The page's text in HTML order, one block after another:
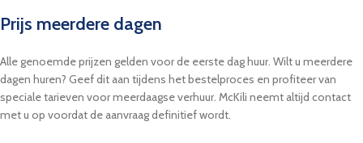
Prijs meerdere dagen
Alle genoemde prijzen gelden voor de eerste dag huur. Wilt u meerdere
dagen huren? Geef dit aan tijdens het bestelproces en profiteer van
speciale tarieven voor meerdaagse verhuur. McKili neemt altijd contact
met u op voordat de aanvraag definitief wordt.